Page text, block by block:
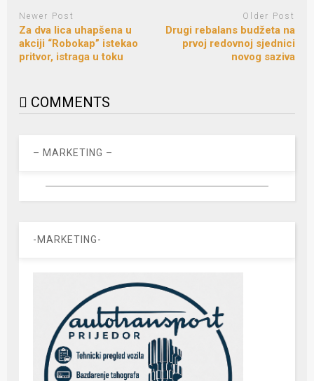
Newer Post
Za dva lica uhapšena u
akciji “Robokap” istekao
pritvor, istraga u toku
Older Post
Drugi rebalans budžeta na
prvoj redovnoj sjednici
novog saziva
COMMENTS
– MARKETING –
-MARKETING-